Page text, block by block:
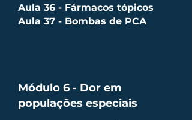
Aula 36 - Fármacos tópicos
Aula 37 - Bombas de PCA
Módulo 6 - Dor em
populações especiais